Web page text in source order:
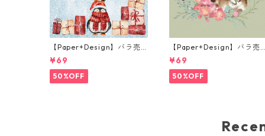
【Paper+Design】バラ売
り2枚 カクテルサイズ ペー
パーナプキン Santas helpe
rs ライトブルー
¥69
50%OFF
【Paper+Design】バラ売
り2枚 ランチサイズ ペーパ
ーナプキン Misty Easter
リーン
¥69
50%OFF